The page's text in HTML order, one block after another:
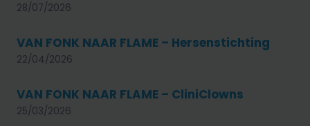
28/07/2026
VAN FONK NAAR FLAME – Hersenstichting
22/04/2026
VAN FONK NAAR FLAME – CliniClowns
25/03/2026